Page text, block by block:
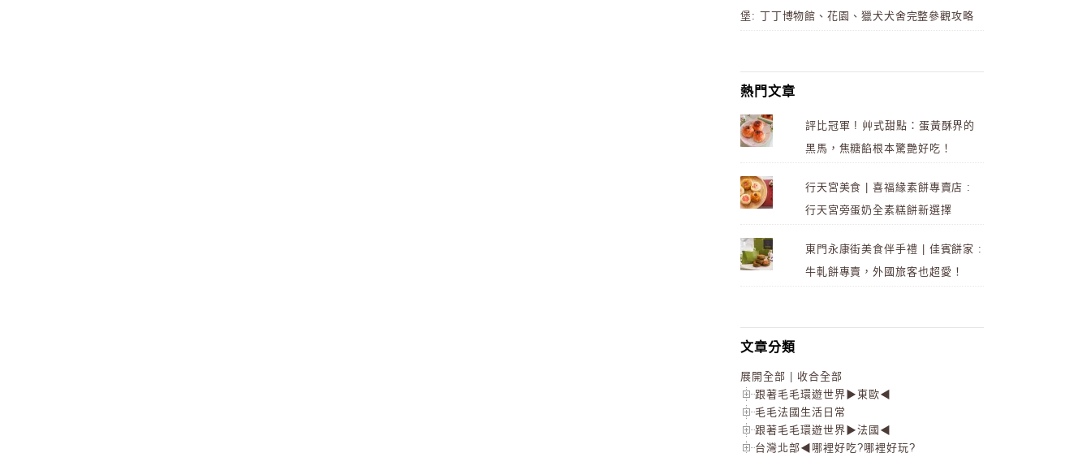
堡: 丁丁博物館、花園、獵犬犬舍完整參觀攻略
熱門文章
評比冠軍 ! 艸式甜點：蛋黃酥界的
黑馬，焦糖餡根本驚艷好吃！
行天宮美食 | 喜福緣素餅專賣店 :
行天宮旁蛋奶全素糕餅新選擇
東門永康街美食伴手禮 | 佳賓餅家 :
牛軋餅專賣，外國旅客也超愛！
文章分類
展開全部
收合全部
跟著毛毛環遊世界▶東歐◀
毛毛法國生活日常
跟著毛毛環遊世界▶法國◀
台灣北部◀哪裡好吃?哪裡好玩?